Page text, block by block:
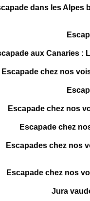
dans les Alpes
aux Canaries :
Escapade chez nos
Escapade chez nos
Escapade chez
Escapades chez nos
Escapade chez nos
Jura